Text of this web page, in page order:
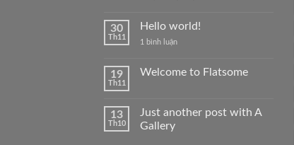
bình
ở
Thế
Từ
Truyền
Thống
30
Th11
Hello world!
1 bình luậnở
19
Th11
Welcome to Flatsome
luận
ở
13
Th10
Just another post with A
Gallery